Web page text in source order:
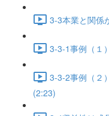
3-3本業と関係
3-3-1事例（１
3-3-2事例（２
(2:23)